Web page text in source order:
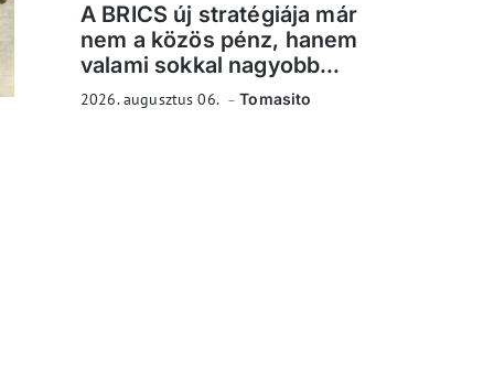
A BRICS új stratégiája már
nem a közös pénz, hanem
valami sokkal nagyobb...
2026. augusztus 06. Tomasito